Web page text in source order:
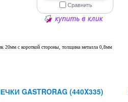
20мм с короткой стороны, толщина металла 0,8мм
Сравнить
купить в клик
GASTRORAG (440X335)